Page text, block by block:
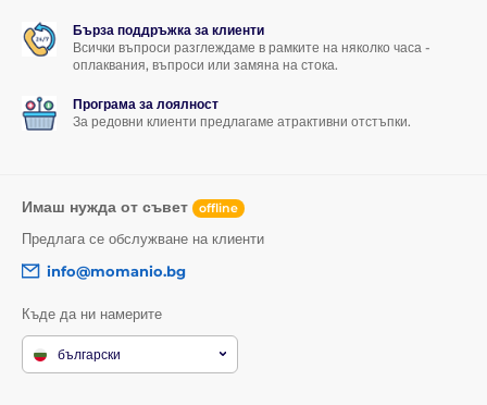
Бърза поддръжка за клиенти
Всички въпроси разглеждаме в рамките на няколко часа -
оплаквания, въпроси или замяна на стока.
Програма за лоялност
За редовни клиенти предлагаме атрактивни отстъпки.
Имаш нужда от съвет offline
Предлага се обслужване на клиенти
info@momanio.bg
Къде да ни намерите
български